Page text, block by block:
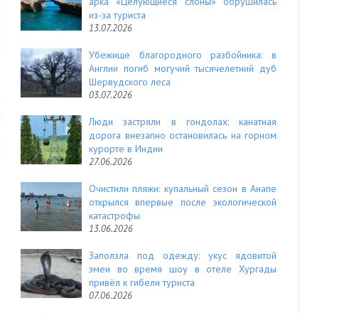
из-за туриста
13.07.2026
Убежище благородного разбойника: в
Англии погиб могучий тысячелетний дуб
Шервудского леса
03.07.2026
Люди застряли в гондолах: канатная
дорога внезапно остановилась на горном
курорте в Индии
27.06.2026
Очистили пляжи: купальный сезон в Анапе
открылся впервые после экологической
катастрофы
13.06.2026
Заползла под одежду: укус ядовитой
змеи во время шоу в отеле Хургады
привёл к гибели туриста
07.06.2026